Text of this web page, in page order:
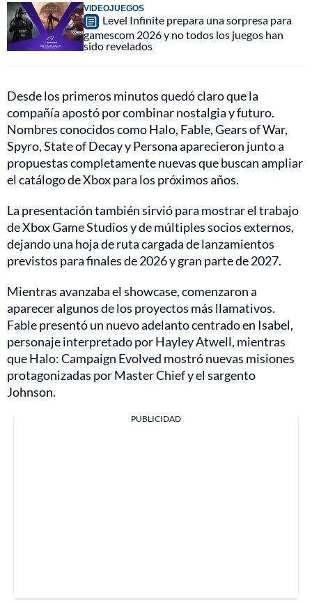
VIDEOJUEGOS
Level Infinite prepara una sorpresa para
gamescom 2026 y no todos los juegos han
sido revelados
Desde los primeros minutos quedó claro que la
compañía apostó por combinar nostalgia y futuro.
Nombres conocidos como Halo, Fable, Gears of War,
Spyro, State of Decay y Persona aparecieron junto a
propuestas completamente nuevas que buscan ampliar
el catálogo de Xbox para los próximos años.
La presentación también sirvió para mostrar el trabajo
de Xbox Game Studios y de múltiples socios externos,
dejando una hoja de ruta cargada de lanzamientos
previstos para finales de 2026 y gran parte de 2027.
Mientras avanzaba el showcase, comenzaron a
aparecer algunos de los proyectos más llamativos.
Fable presentó un nuevo adelanto centrado en Isabel,
personaje interpretado por Hayley Atwell, mientras
que Halo: Campaign Evolved mostró nuevas misiones
protagonizadas por Master Chief y el sargento
Johnson.
PUBLICIDAD